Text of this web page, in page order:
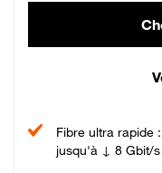
Fibre ultra rapide :
jusqu'à ↓ 8 Gbit/